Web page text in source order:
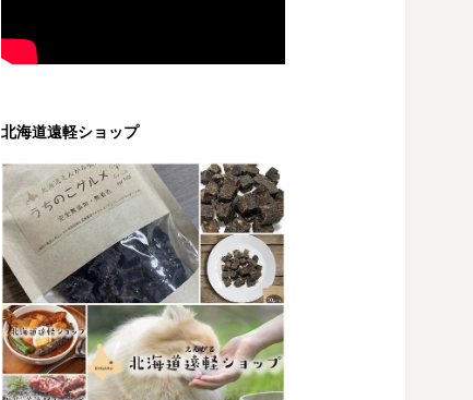
北海道遠軽ショップ